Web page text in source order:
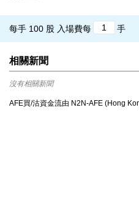
每手 100 股 入場費每 手
相關新聞
沒有相關新聞
AFE買/沽資金流由 N2N-AFE (Hong